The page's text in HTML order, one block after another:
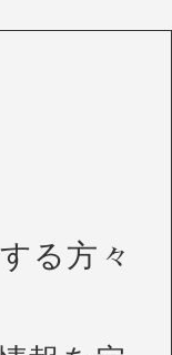
る方々